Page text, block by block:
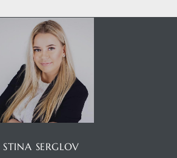
STINA SERGLOV